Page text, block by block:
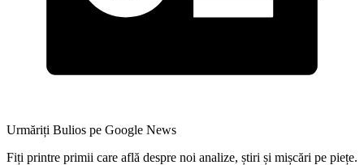
Urmăriți Bulios pe Google News
Fiți printre primii care află despre noi analize, știri și mișcări pe piețe.